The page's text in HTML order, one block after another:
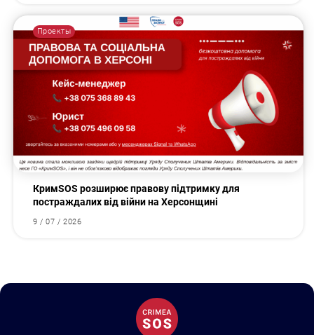
Проекты
КримSOS розширює правову підтримку для
постраждалих від війни на Херсонщині
9 / 07 / 2026